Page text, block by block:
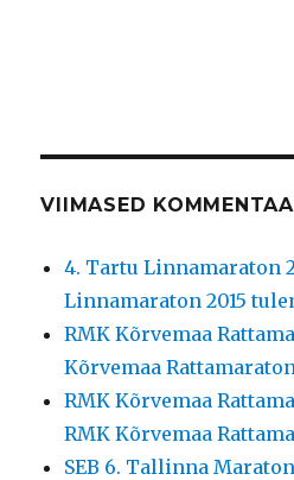
VIIMASED
4. Tartu Linnamaraton
Linnamaraton 2015
RMK Kõrvemaa
Kõrvemaa
RMK Kõrvemaa
RMK Kõrvemaa
SEB 6. Tallinna